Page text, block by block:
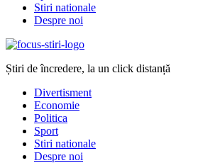
Stiri nationale
Despre noi
Știri de încredere, la un click distanță
Divertisment
Economie
Politica
Sport
Stiri nationale
Despre noi